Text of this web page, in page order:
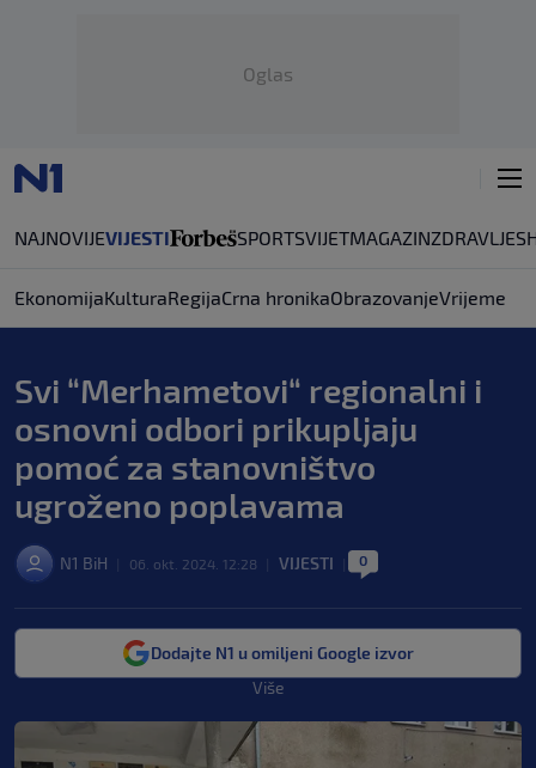
Oglas
NAJNOVIJEVIJESTI SPORTSVIJETMAGAZINZDRAVLJE
EkonomijaKulturaRegijaCrna hronikaObrazovanjeVrijeme
Svi “Merhametovi“ regionalni i
osnovni odbori prikupljaju
pomoć za stanovništvo
ugroženo poplavama
N1 BiH 06. okt. 2024. 12:28 VIJESTI 0
Dodajte N1 u omiljeni Google izvor
Više